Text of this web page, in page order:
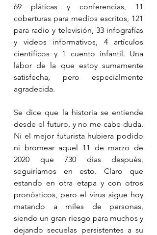
69 pláticas y conferencias, 11
coberturas para medios escritos, 121
para radio y televisión, 33 infografías
y videos informativos, 4 artículos
científicos y 1 cuento infantil. Una
labor de la que estoy sumamente
satisfecha, pero especialmente
agradecida.
Se dice que la historia se entiende
desde el futuro, y no me cabe duda.
Ni el mejor futurista hubiera podido
ni bromear aquel 11 de marzo de
2020 que 730 días después,
seguiríamos en esto. Claro que
estando en otra etapa y con otros
pronósticos, pero el virus sigue hoy
matando a miles de personas,
siendo un gran riesgo para muchos y
dejando secuelas persistentes a su